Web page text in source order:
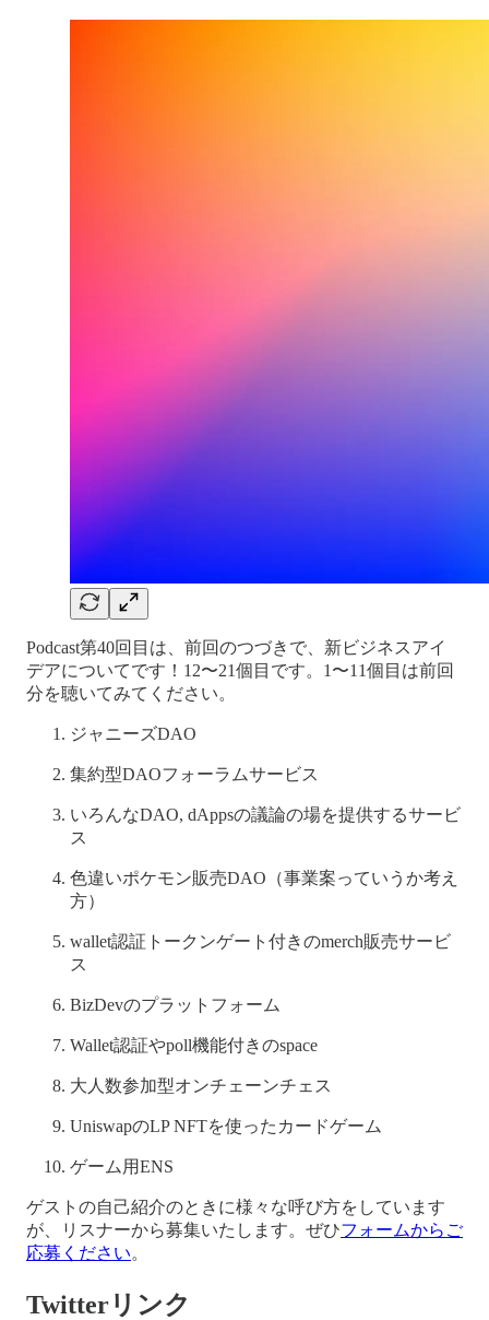
Podcast第40回目は、前回のつづきで、新ビジネスアイ
デアについてです！12〜21個目です。1〜11個目は前回
分を聴いてみてください。
ジャニーズDAO
集約型DAOフォーラムサービス
いろんなDAO, dAppsの議論の場を提供するサービ
ス
色違いポケモン販売DAO（事業案っていうか考え
方）
wallet認証トークンゲート付きのmerch販売サービ
ス
BizDevのプラットフォーム
Wallet認証やpoll機能付きのspace
大人数参加型オンチェーンチェス
UniswapのLP NFTを使ったカードゲーム
ゲーム用ENS
ゲストの自己紹介のときに様々な呼び方をしています
が、リスナーから募集いたします。ぜひフォームからご
応募ください。
Twitterリンク